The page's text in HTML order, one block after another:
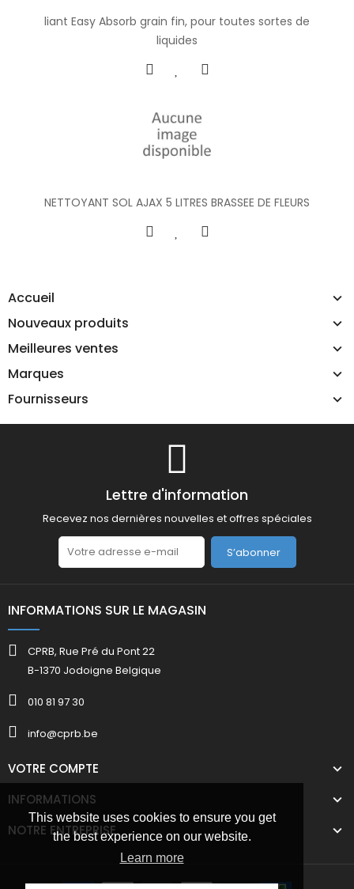
This website uses cookies to ensure you get
the best experience on our website.
Learn more
Accueil
Nouveaux produits
Meilleures ventes
Marques
Fournisseurs
liant Easy Absorb grain fin, pour toutes sortes de
liquides
NETTOYANT SOL AJAX 5 LITRES BRASSEE DE FLEURS
Lettre d'information
Recevez nos dernières nouvelles et offres spéciales
S’abonner
INFORMATIONS SUR LE MAGASIN
CPRB, Rue Pré du Pont 22
B-1370 Jodoigne Belgique
010 81 97 30
info@cprb.be
VOTRE COMPTE
INFORMATIONS
NOTRE ENTREPRISE